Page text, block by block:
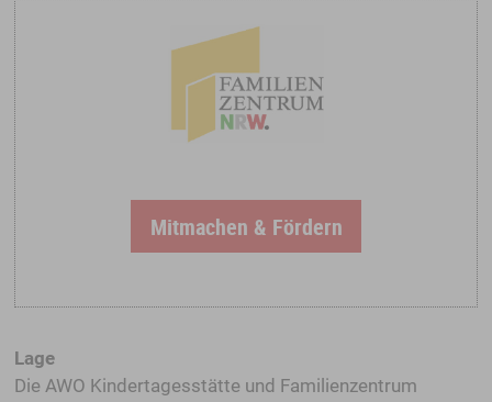
Mitmachen & Fördern
Lage
Die AWO Kindertagesstätte und Familienzentrum